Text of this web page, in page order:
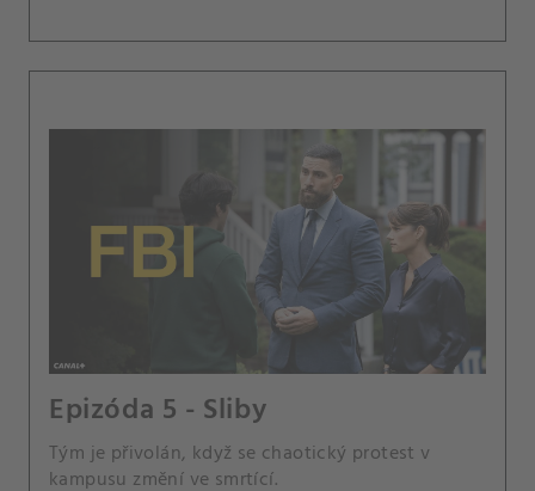
Epizóda 5 - Sliby
Tým je přivolán, když se chaotický protest v
kampusu změní ve smrtící.